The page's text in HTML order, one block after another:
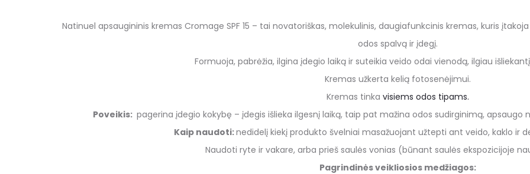
Natinuel apsaugininis kremas Cromage SPF 15 – tai novatoriškas, molekulinis, daugiafunkcinis kremas, kuris
odos spalvą ir įdegį.
Formuoja, pabrėžia, ilgina įdegio laiką ir suteikia veido odai vienodą, ilgiau
Kremas užkerta kelią fotosenėjimui.
Kremas tinka visiems odos tipams.
Poveikis: pagerina įdegio kokybę – įdegis išlieka ilgesnį laiką, taip pat mažina odos sudirginimą,
Kaip naudoti:nedidelį kiekį produkto švelniai masažuojant užtepti ant veido, kaklo ir
Naudoti ryte ir vakare, arba prieš saulės vonias (būnant saulės ekspozicijoje
Pagrindinės veikliosios medžiagos: